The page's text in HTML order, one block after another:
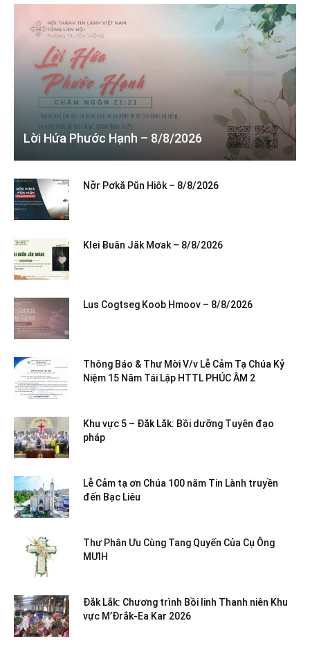
Lời Hứa Phước Hạnh – 8/8/2026
Nơ̆r Pơkă Pŭn Hiôk – 8/8/2026
Klei Ƀuăn Jăk Mơak – 8/8/2026
Lus Cogtseg Koob Hmoov – 8/8/2026
Thông Báo & Thư Mời V/v Lễ Cảm Tạ Chúa Kỷ
Niệm 15 Năm Tái Lập HTTL PHÚC ÂM 2
Khu vực 5 – Đắk Lắk: Bồi dưỡng Tuyên đạo
pháp
Lễ Cảm tạ ơn Chúa 100 năm Tin Lành truyền
đến Bạc Liêu
Thư Phân Ưu Cùng Tang Quyến Của Cụ Ông
MƯIH
Đắk Lắk: Chương trình Bồi linh Thanh niên Khu
vực M’Đrắk-Ea Kar 2026